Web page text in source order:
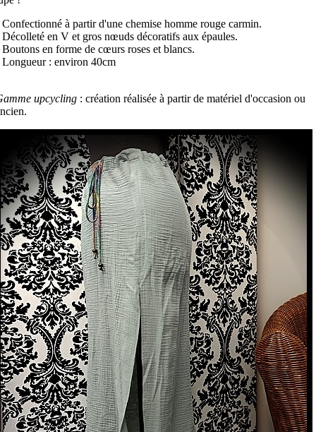
Confectionné à partir d'une chemise homme rouge carmin.
Décolleté en V et gros nœuds décoratifs aux épaules.
Boutons en forme de cœurs roses et blancs.
Longueur : environ 40cm
upcycling : création réalisée à partir de matériel d'occasion ou